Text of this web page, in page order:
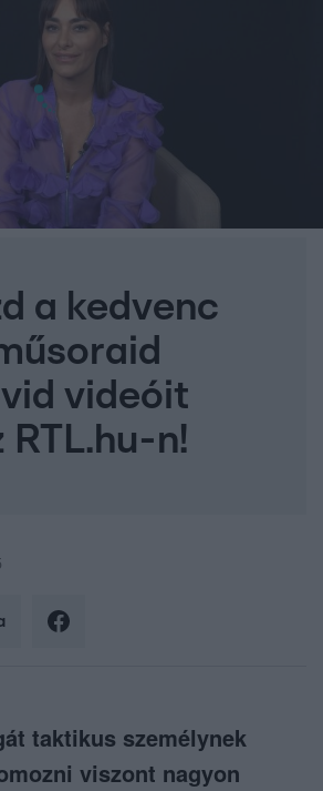
a kedvenc
videóit
RTL.hu-n!
taktikus személynek
viszont nagyon